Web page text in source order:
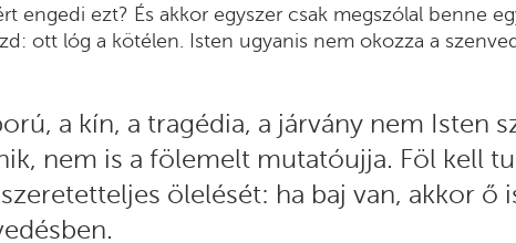
engedi ezt? És akkor egyszer csak megszólal benne
ott lóg a kötélen. Isten ugyanis nem okozza a
a kín, a tragédia, a járvány nem Isten
nem is a fölemelt mutatóujja. Föl kell
ölelését: ha baj van, akkor ő